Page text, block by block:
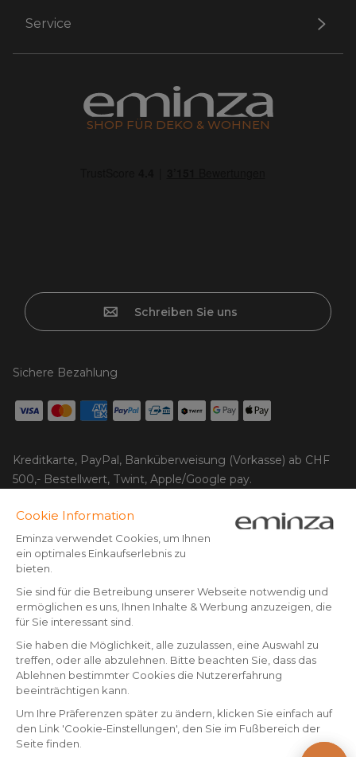
Service
SHOP FÜR DEKO & WOHNEN
Schreiben Sie uns
Sichere Bezahlung
Kreditkarte, PayPal, Banküberweisung (Vorkasse) ab CHF
500,- Bestellwert, Twint, Apple/Google pay.
Folgen Sie uns auf:
© Copyright 2025 Eminza | Alle Rechte vorbehalten |
FRANCE
ITALIA
DEUTSCHLAND
DANMARK
* Sie haben 30 Tage Zeit (nach Erhalt oder Abholung der Ware),
um Artikel gegen Rückerstattung zurückzusenden. Sperrige
Artikel ausgenommen.